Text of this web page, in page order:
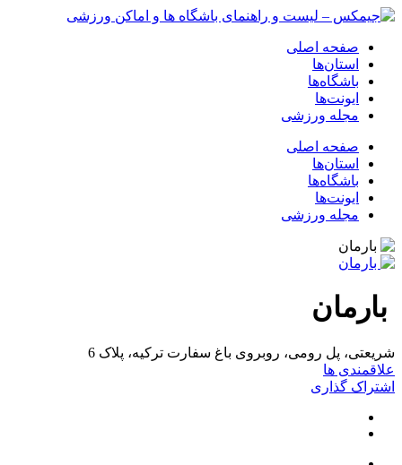
صفحه اصلی
استان‌ها
باشگاه‌ها
ایونت‌ها
مجله ورزشی
صفحه اصلی
استان‌ها
باشگاه‌ها
ایونت‌ها
مجله ورزشی
بارمان
شریعتی، پل رومی، روبروی باغ سفارت ترکیه، پلاک 6
علاقمندی ها
اشتراک گذاری